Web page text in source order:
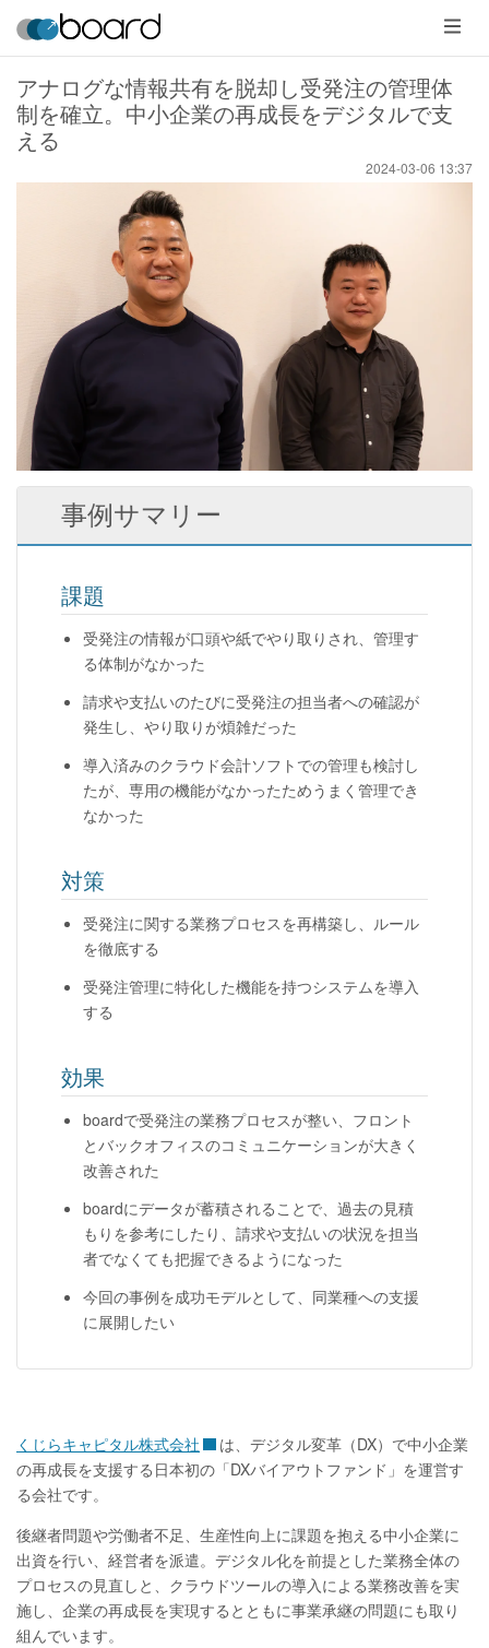
メ
ニ
ュ
ー
アナログな情報共有を脱却し受発注の管理体
制を確立。中小企業の再成長をデジタルで支
える
2024-03-06 13:37
事例サマリー
課題
受発注の情報が口頭や紙でやり取りされ、管理す
る体制がなかった
請求や支払いのたびに受発注の担当者への確認が
発生し、やり取りが煩雑だった
導入済みのクラウド会計ソフトでの管理も検討し
たが、専用の機能がなかったためうまく管理でき
なかった
対策
受発注に関する業務プロセスを再構築し、ルール
を徹底する
受発注管理に特化した機能を持つシステムを導入
する
効果
boardで受発注の業務プロセスが整い、フロント
とバックオフィスのコミュニケーションが大きく
改善された
boardにデータが蓄積されることで、過去の見積
もりを参考にしたり、請求や支払いの状況を担当
者でなくても把握できるようになった
今回の事例を成功モデルとして、同業種への支援
に展開したい
くじらキャピタル株式会社
は、デジタル変革（DX）で中小企業
の再成長を支援する日本初の「DXバイアウトファンド」を運営す
る会社です。
後継者問題や労働者不足、生産性向上に課題を抱える中小企業に
出資を行い、経営者を派遣。デジタル化を前提とした業務全体の
プロセスの見直しと、クラウドツールの導入による業務改善を実
施し、企業の再成長を実現するとともに事業承継の問題にも取り
組んでいます。